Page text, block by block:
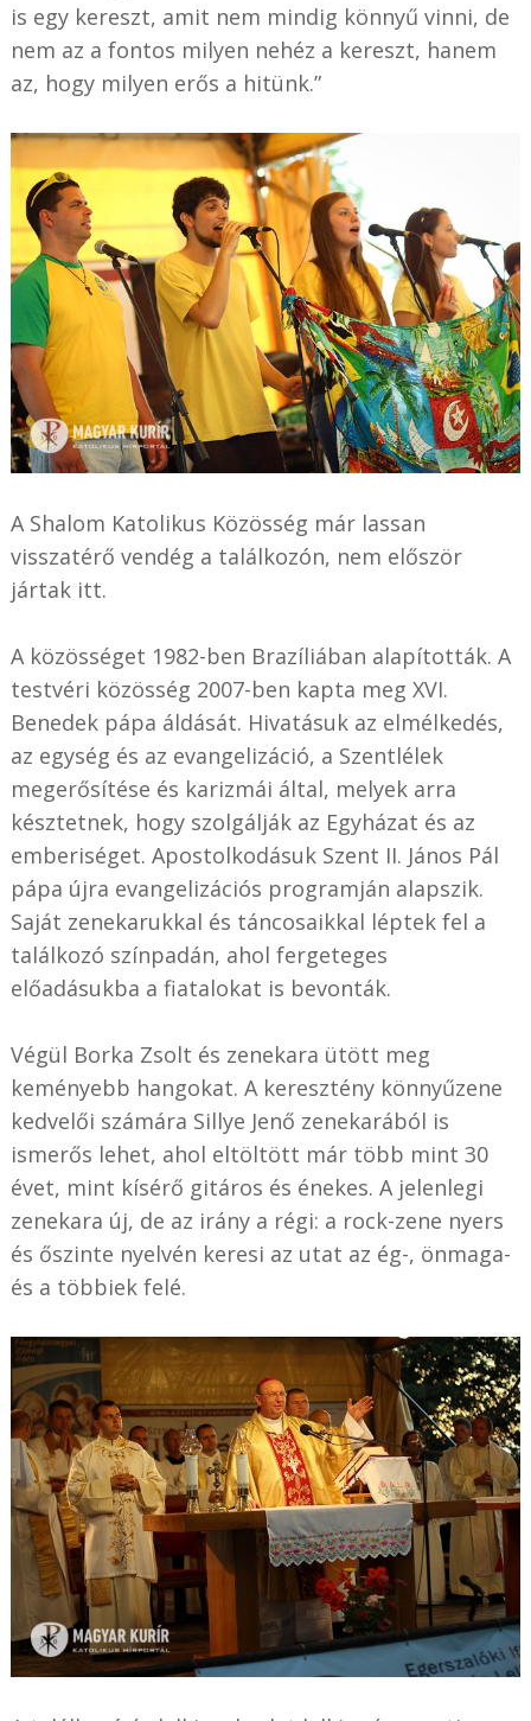
is egy kereszt, amit nem mindig könnyű vinni, de
nem az a fontos milyen nehéz a kereszt, hanem
az, hogy milyen erős a hitünk.”
A Shalom Katolikus Közösség már lassan
visszatérő vendég a találkozón, nem először
jártak itt.
A közösséget 1982-ben Brazíliában alapították. A
testvéri közösség 2007-ben kapta meg XVI.
Benedek pápa áldását. Hivatásuk az elmélkedés,
az egység és az evangelizáció, a Szentlélek
megerősítése és karizmái által, melyek arra
késztetnek, hogy szolgálják az Egyházat és az
emberiséget. Apostolkodásuk Szent II. János Pál
pápa újra evangelizációs programján alapszik.
Saját zenekarukkal és táncosaikkal léptek fel a
találkozó színpadán, ahol fergeteges
előadásukba a fiatalokat is bevonták.
Végül Borka Zsolt és zenekara ütött meg
keményebb hangokat. A keresztény könnyűzene
kedvelői számára Sillye Jenő zenekarából is
ismerős lehet, ahol eltöltött már több mint 30
évet, mint kísérő gitáros és énekes. A jelenlegi
zenekara új, de az irány a régi: a rock-zene nyers
és őszinte nyelvén keresi az utat az ég-, önmaga-
és a többiek felé.